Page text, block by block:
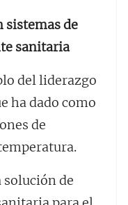
sistemas de
sanitaria
del liderazgo
ha dado como
de
solución de